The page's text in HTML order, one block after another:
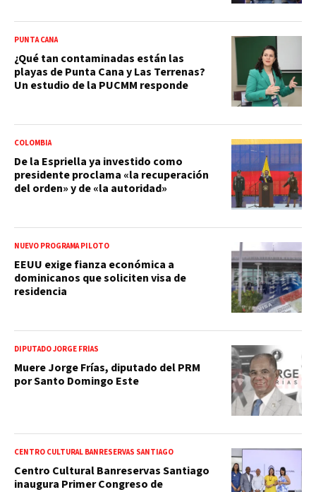
PUNTA CANA
¿Qué tan contaminadas están las
playas de Punta Cana y Las Terrenas?
Un estudio de la PUCMM responde
COLOMBIA
De la Espriella ya investido como
presidente proclama «la recuperación
del orden» y de «la autoridad»
NUEVO PROGRAMA PILOTO
EEUU exige fianza económica a
dominicanos que soliciten visa de
residencia
DIPUTADO JORGE FRÍAS
Muere Jorge Frías, diputado del PRM
por Santo Domingo Este
CENTRO CULTURAL BANRESERVAS SANTIAGO
Centro Cultural Banreservas Santiago
inaugura Primer Congreso de